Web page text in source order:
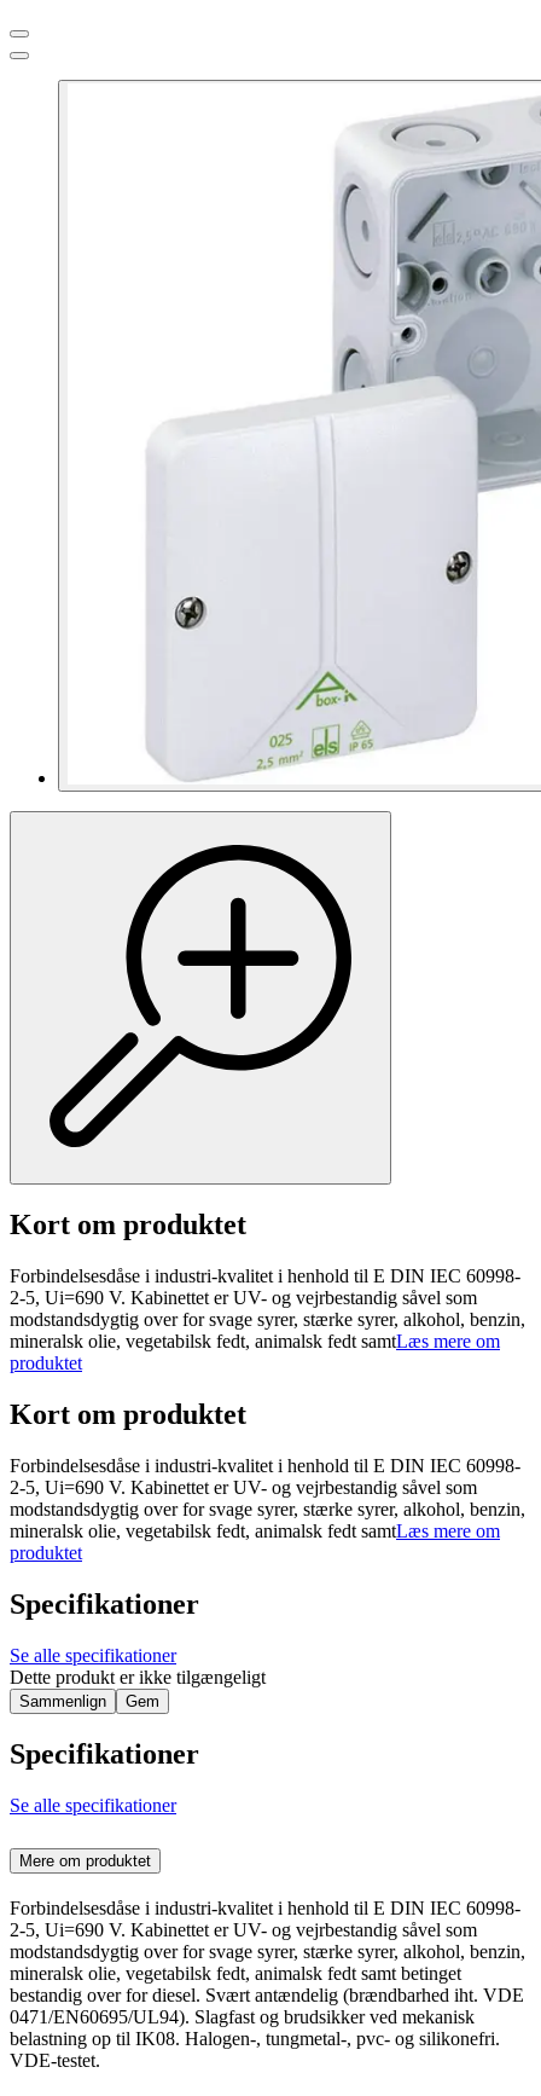
Kort om produktet
Forbindelsesdåse i industri-kvalitet i henhold til E DIN IEC 60998-
2-5, Ui=690 V. Kabinettet er UV- og vejrbestandig såvel som
modstandsdygtig over for svage syrer, stærke syrer, alkohol, benzin,
mineralsk olie, vegetabilsk fedt, animalsk fedt samtLæs mere om
produktet
Kort om produktet
Forbindelsesdåse i industri-kvalitet i henhold til E DIN IEC 60998-
2-5, Ui=690 V. Kabinettet er UV- og vejrbestandig såvel som
modstandsdygtig over for svage syrer, stærke syrer, alkohol, benzin,
mineralsk olie, vegetabilsk fedt, animalsk fedt samtLæs mere om
produktet
Specifikationer
Se alle specifikationer
Dette produkt er ikke tilgængeligt
Sammenlign Gem
Specifikationer
Se alle specifikationer
Mere om produktet
Forbindelsesdåse i industri-kvalitet i henhold til E DIN IEC 60998-
2-5, Ui=690 V. Kabinettet er UV- og vejrbestandig såvel som
modstandsdygtig over for svage syrer, stærke syrer, alkohol, benzin,
mineralsk olie, vegetabilsk fedt, animalsk fedt samt betinget
bestandig over for diesel. Svært antændelig (brændbarhed iht. VDE
0471/EN60695/UL94). Slagfast og brudsikker ved mekanisk
belastning op til IK08. Halogen-, tungmetal-, pvc- og silikonefri.
VDE-testet.